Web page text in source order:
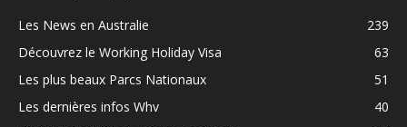
Les News en Australie
239
Découvrez le Working Holiday Visa
63
Les plus beaux Parcs Nationaux
51
Les dernières infos Whv
40